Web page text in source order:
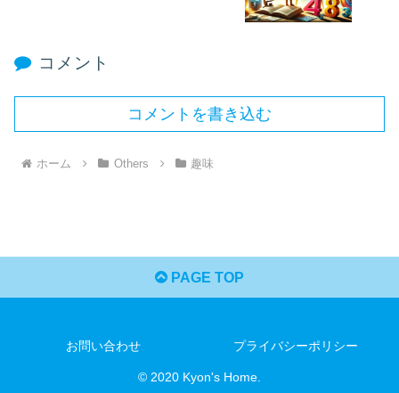
コメント
コメントを書き込む
ホーム Others 趣味
PAGE TOP
お問い合わせ プライバシーポリシー
© 2020 Kyon's Home.